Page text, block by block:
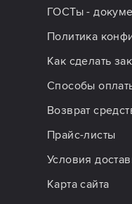
ГОСТы -
Политика
Как сделать
Способы
Возврат
Прайс-листы
Условия
Карта сайта